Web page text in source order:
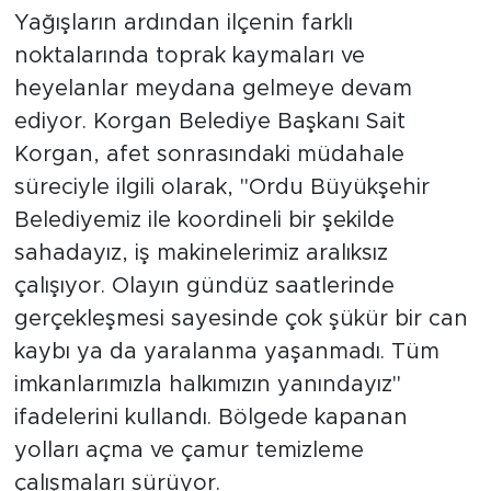
Yağışların ardından ilçenin farklı
noktalarında toprak kaymaları ve
heyelanlar meydana gelmeye devam
ediyor. Korgan Belediye Başkanı Sait
Korgan, afet sonrasındaki müdahale
süreciyle ilgili olarak, "Ordu Büyükşehir
Belediyemiz ile koordineli bir şekilde
sahadayız, iş makinelerimiz aralıksız
çalışıyor. Olayın gündüz saatlerinde
gerçekleşmesi sayesinde çok şükür bir can
kaybı ya da yaralanma yaşanmadı. Tüm
imkanlarımızla halkımızın yanındayız"
ifadelerini kullandı. Bölgede kapanan
yolları açma ve çamur temizleme
çalışmaları sürüyor.